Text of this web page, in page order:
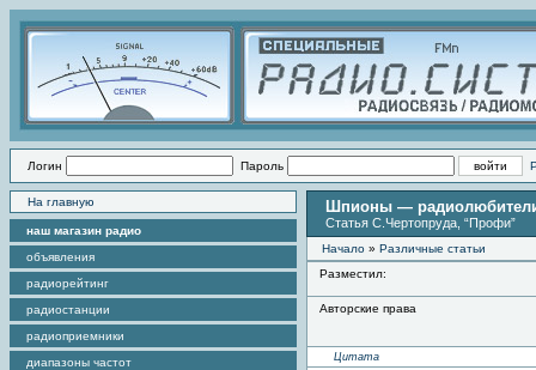
Логин Пароль
На главную
наш магазин радио
объявления
радиорейтинг
радиостанции
радиоприемники
диапазоны частот
Шпионы —
Статья С.Чертопруда, “Профи”
Начало » Различные статьи
Разместил:
Авторские права
Цитата